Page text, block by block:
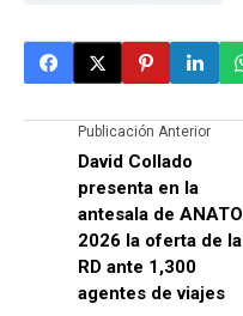
Publicación Anterior
David Collado
presenta en la
antesala de ANATO
2026 la oferta de la
RD ante 1,300
agentes de viajes